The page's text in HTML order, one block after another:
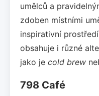
umělců a
zdoben místními
inspirativní
obsahuje i různé
jako je cold brew
798 Café